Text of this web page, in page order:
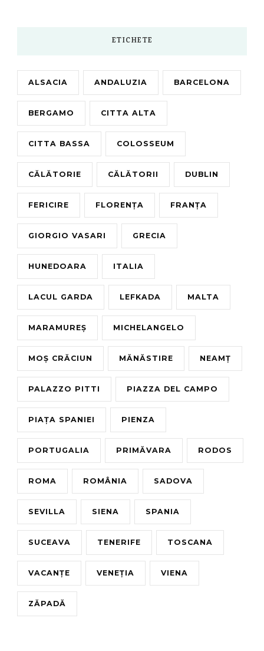
ETICHETE
ALSACIA ANDALUZIA BARCELONA
BERGAMO CITTA ALTA
CITTA BASSA COLOSSEUM
CĂLĂTORIE CĂLĂTORII DUBLIN
FERICIRE FLORENȚA FRANȚA
GIORGIO VASARI GRECIA
HUNEDOARA ITALIA
LACUL GARDA LEFKADA MALTA
MARAMUREȘ MICHELANGELO
MOȘ CRĂCIUN MĂNĂSTIRE NEAMȚ
PALAZZO PITTI PIAZZA DEL CAMPO
PIAȚA SPANIEI PIENZA
PORTUGALIA PRIMĂVARA RODOS
ROMA ROMÂNIA SADOVA
SEVILLA SIENA SPANIA
SUCEAVA TENERIFE TOSCANA
VACANȚE VENEȚIA VIENA
ZĂPADĂ